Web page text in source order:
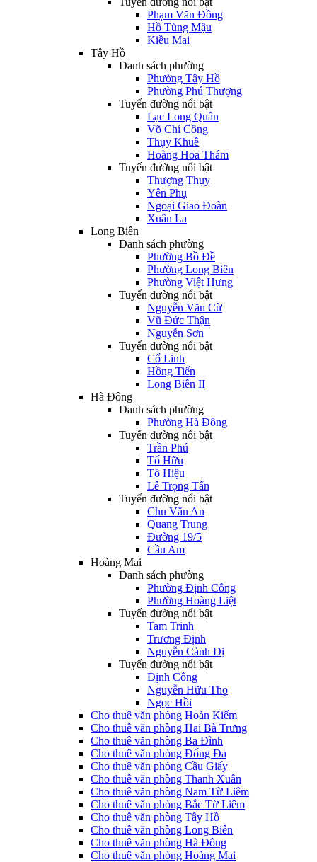
Phạm Văn Đồng
Hồ Tùng Mậu
Kiều Mai
Tây Hồ
Danh sách phường
Phường Tây Hồ
Phường Phú Thượng
Tuyến đường nổi bật
Lạc Long Quân
Võ Chí Công
Thụy Khuê
Hoàng Hoa Thám
Tuyến đường nổi bật
Thượng Thụy
Yên Phụ
Ngoại Giao Đoàn
Xuân La
Long Biên
Danh sách phường
Phường Bồ Đề
Phường Long Biên
Phường Việt Hưng
Tuyến đường nổi bật
Nguyễn Văn Cừ
Vũ Đức Thận
Nguyễn Sơn
Tuyến đường nổi bật
Cổ Linh
Hồng Tiến
Long Biên II
Hà Đông
Danh sách phường
Phường Hà Đông
Tuyến đường nổi bật
Trần Phú
Tố Hữu
Tô Hiệu
Lê Trọng Tấn
Tuyến đường nổi bật
Chu Văn An
Quang Trung
Đường 19/5
Cầu Am
Hoàng Mai
Danh sách phường
Phường Định Công
Phường Hoàng Liệt
Tuyến đường nổi bật
Tam Trinh
Trương Định
Nguyễn Cảnh Dị
Tuyến đường nổi bật
Định Công
Nguyễn Hữu Thọ
Ngọc Hồi
Cho thuê văn phòng Hoàn Kiếm
Cho thuê văn phòng Hai Bà Trưng
Cho thuê văn phòng Ba Đình
Cho thuê văn phòng Đống Đa
Cho thuê văn phòng Cầu Giấy
Cho thuê văn phòng Thanh Xuân
Cho thuê văn phòng Nam Từ Liêm
Cho thuê văn phòng Bắc Từ Liêm
Cho thuê văn phòng Tây Hồ
Cho thuê văn phòng Long Biên
Cho thuê văn phòng Hà Đông
Cho thuê văn phòng Hoàng Mai